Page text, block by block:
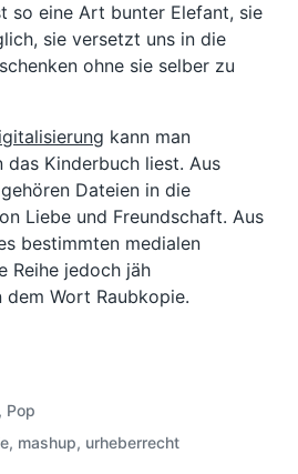
so eine Art bunter Elefant, sie
sie versetzt uns in die
ohne sie selber zu
kann man
das Kinderbuch liest. Aus
Dateien in die
Liebe und Freundschaft. Aus
bestimmten medialen
Reihe jedoch jäh
Wort Raubkopie.
, Pop
, mashup, urheberrecht